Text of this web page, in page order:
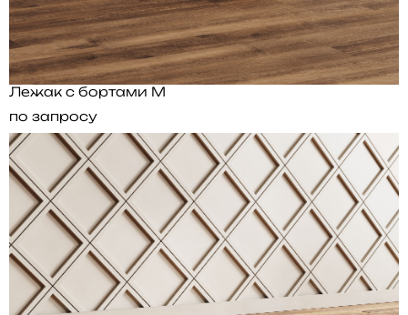
Лежак с бортами M
по запросу